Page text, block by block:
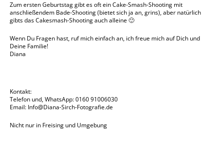
Zum ersten Geburtstag gibt es oft ein Cake-Smash-Shooting mit
anschließendem Bade-Shooting (bietet sich ja an, grins), aber natürlich
gibts das Cakesmash-Shooting auch alleine 🙂
Wenn Du Fragen hast, ruf mich einfach an, ich freue mich auf Dich und
Deine Familie!
Diana
Kontakt:
Telefon und, WhatsApp: 0160 91006030
Email: Info@Diana-Sirch-Fotografie.de
Nicht nur in Freising und Umgebung